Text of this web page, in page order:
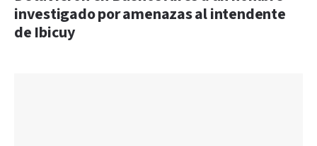
investigado por amenazas al intendente
de Ibicuy